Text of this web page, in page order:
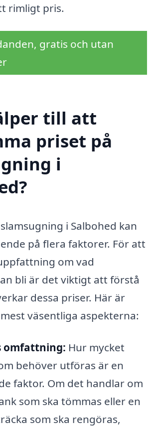
rimligt pris.
gratis och utan
till att
priset på
i
i Salbohed kan
på flera faktorer. För att
om vad
bli är det viktigt att förstå
dessa priser. Här är
väsentliga aspekterna:
omfattning: Hur mycket
behöver utföras är en
faktor. Om det handlar om
som ska tömmas eller en
som ska rengöras,